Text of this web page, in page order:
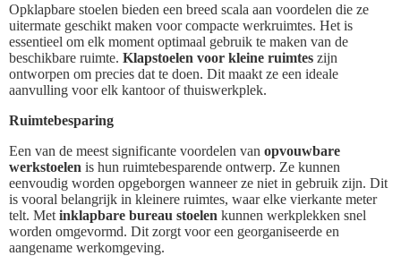
Opklapbare stoelen bieden een breed scala aan voordelen die ze
uitermate geschikt maken voor compacte werkruimtes. Het is
essentieel om elk moment optimaal gebruik te maken van de
beschikbare ruimte. Klapstoelen voor kleine ruimtes zijn
ontworpen om precies dat te doen. Dit maakt ze een ideale
aanvulling voor elk kantoor of thuiswerkplek.
Ruimtebesparing
Een van de meest significante voordelen van opvouwbare
werkstoelen is hun ruimtebesparende ontwerp. Ze kunnen
eenvoudig worden opgeborgen wanneer ze niet in gebruik zijn. Dit
is vooral belangrijk in kleinere ruimtes, waar elke vierkante meter
telt. Met inklapbare bureau stoelen kunnen werkplekken snel
worden omgevormd. Dit zorgt voor een georganiseerde en
aangename werkomgeving.